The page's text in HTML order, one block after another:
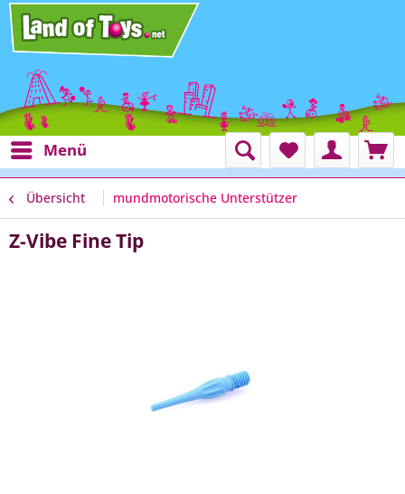
Menü
Übersicht mundmotorische Unterstützer
Z-Vibe Fine Tip